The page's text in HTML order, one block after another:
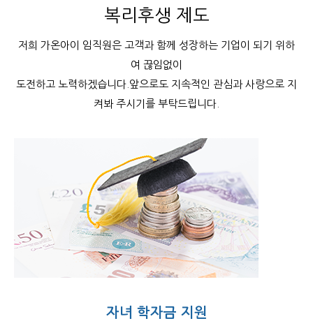
복리후생 제도
저희 가온아이 임직원은 고객과 함께 성장하는 기업이 되기 위하
여 끊임없이
도전하고 노력하겠습니다.앞으로도 지속적인 관심과 사랑으로 지
켜봐 주시기를 부탁드립니다.
자녀 학자금 지원